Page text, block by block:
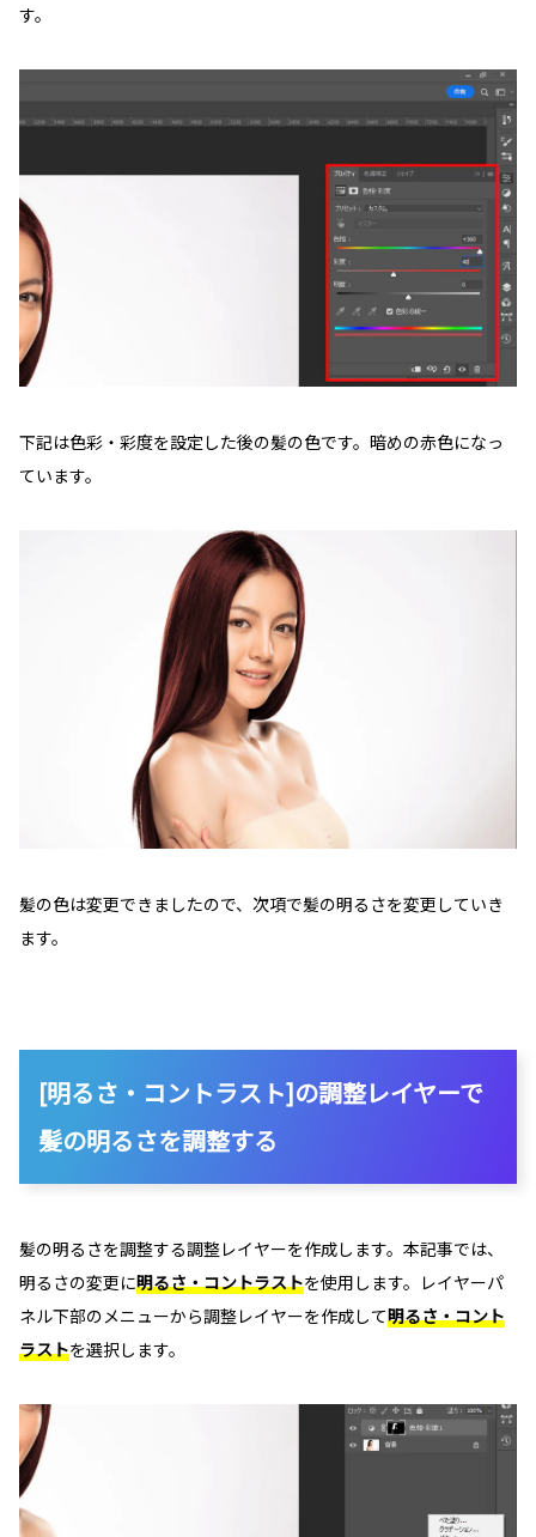
す。
下記は色彩・彩度を設定した後の髪の色です。暗めの赤色になっ
ています。
髪の色は変更できましたので、次項で髪の明るさを変更していき
ます。
[明るさ・コントラスト]の調整レイヤーで
髪の明るさを調整する
髪の明るさを調整する調整レイヤーを作成します。本記事では、
明るさの変更に明るさ・コントラストを使用します。レイヤーパ
ネル下部のメニューから調整レイヤーを作成して明るさ・コント
ラストを選択します。